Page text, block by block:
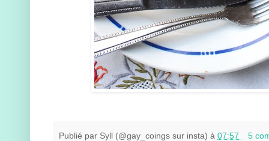
Publié par Syll (@gay_coings sur insta) à 07:57 5